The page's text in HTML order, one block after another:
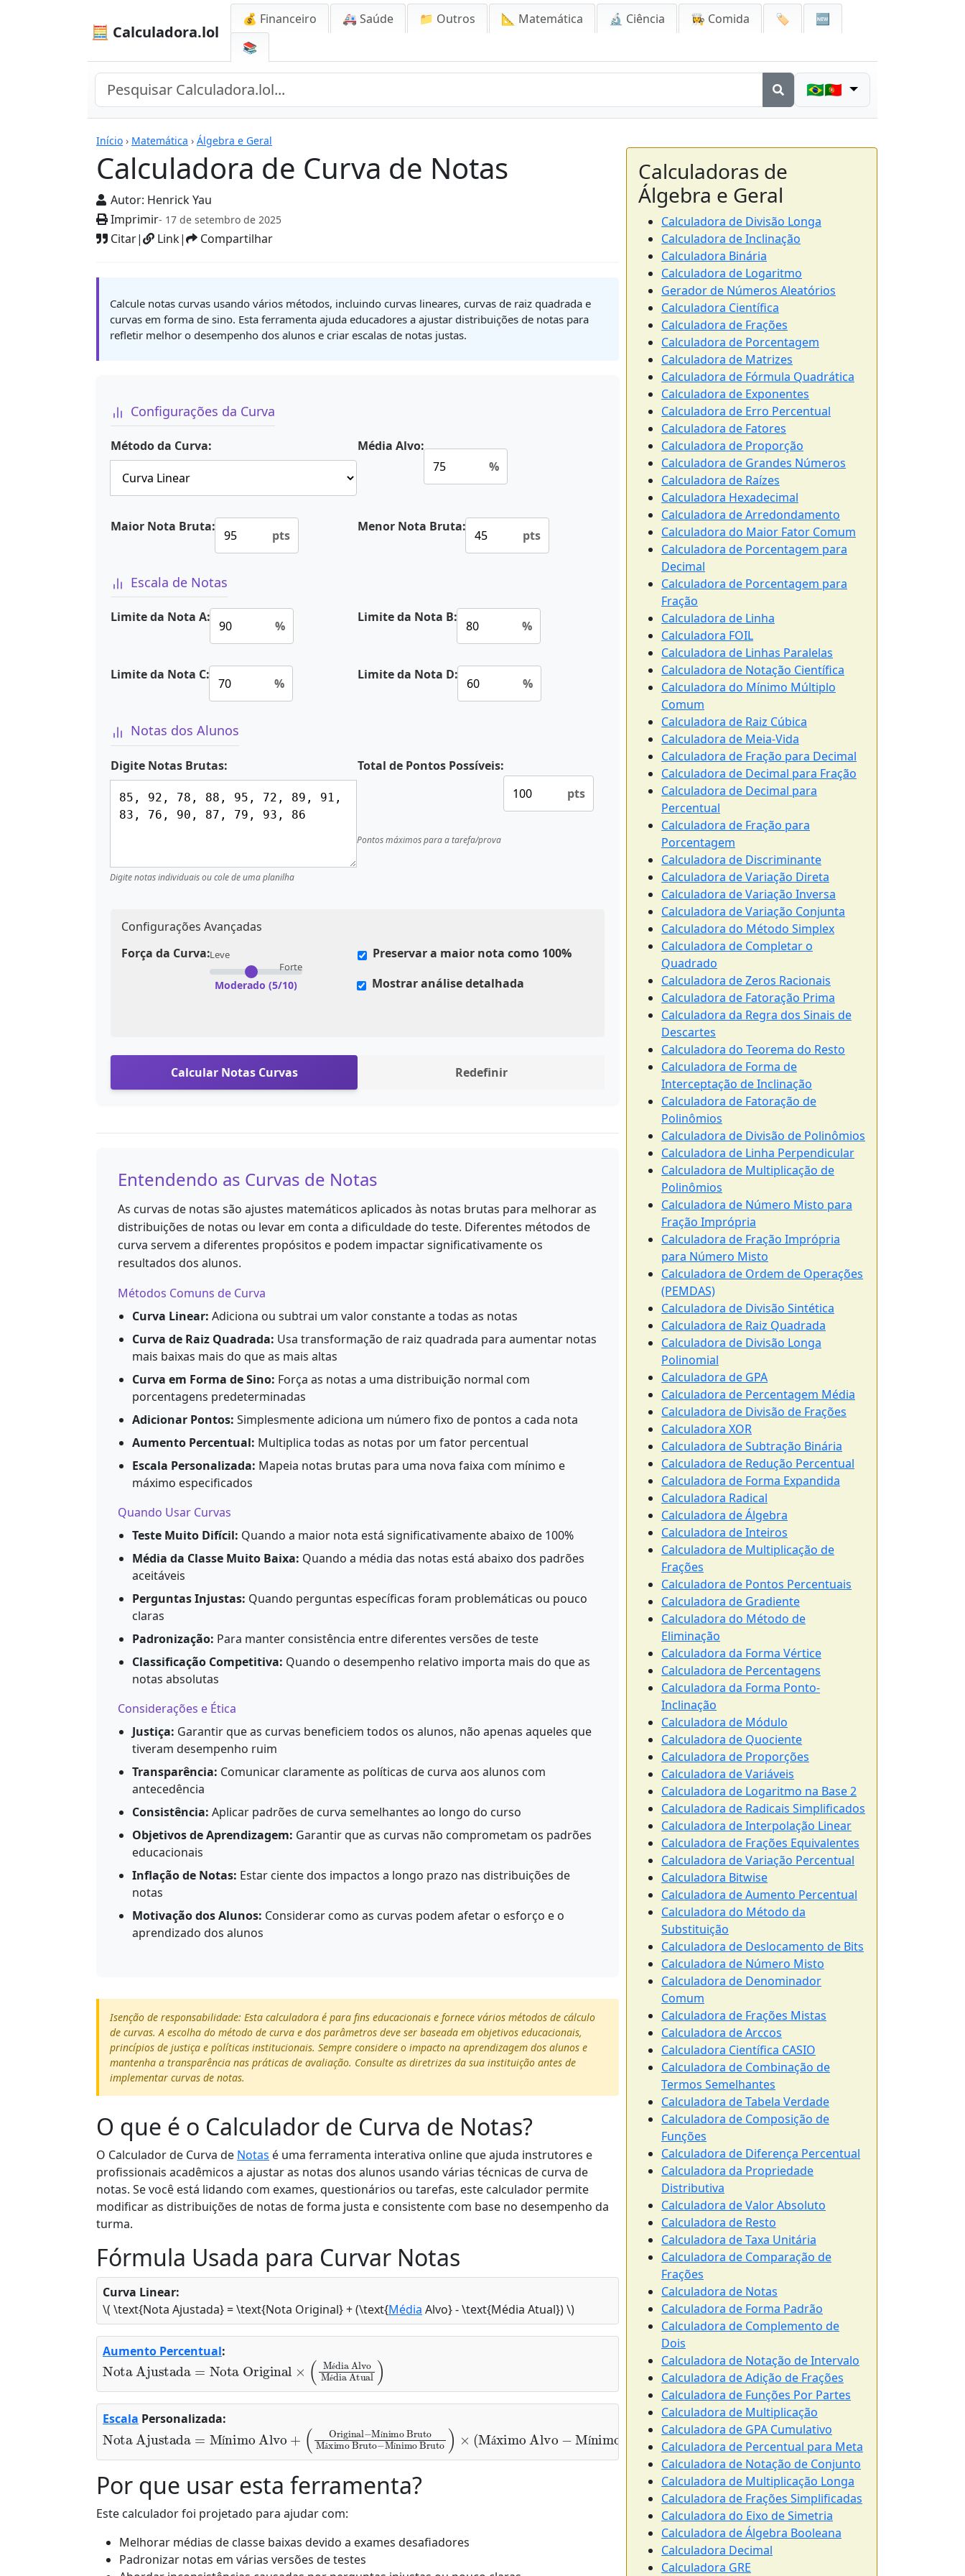
🧮 Calculadora.lol
💰 Financeiro 🚑 Saúde 📁 Outros 📐 Matemática 🔬 Ciência 👩‍🍳 Comida 🏷️
🆕
📚
🇧🇷🇵🇹
Início › Matemática › Álgebra e Geral
Calculadora de Curva de Notas
Autor: Henrick Yau
Imprimir- 17 de setembro de 2025
Citar| Link| Compartilhar
Calculadoras
Calcule notas curvas usando vários métodos, incluindo curvas lineares, curvas de raiz quadrada e
curvas em forma de sino. Esta ferramenta ajuda educadores a ajustar distribuições de notas para
refletir melhor o desempenho dos alunos e criar escalas de notas justas.
Configurações da Curva
Método da Curva:
Média Alvo:
%
Maior Nota Bruta:
pts
Menor Nota Bruta:
pts
Escala de Notas
Limite da Nota A:
%
Limite da Nota B:
%
Limite da Nota C:
%
Limite da Nota D:
%
Notas dos Alunos
Digite Notas Brutas:
Digite notas individuais ou cole de uma planilha
Total de Pontos Possíveis:
pts
Pontos máximos para a tarefa/prova
Configurações Avançadas
Força da Curva:Leve
Forte
Moderado (5/10)
Preservar a maior nota como 100%
Mostrar análise detalhada
Calcular Notas Curvas Redefinir
Entendendo as Curvas de Notas
As curvas de notas são ajustes matemáticos aplicados às notas brutas para melhorar as
distribuições de notas ou levar em conta a dificuldade do teste. Diferentes métodos de
curva servem a diferentes propósitos e podem impactar significativamente os
resultados dos alunos.
Métodos Comuns de Curva
Curva Linear: Adiciona ou subtrai um valor constante a todas as notas
Curva de Raiz Quadrada: Usa transformação de raiz quadrada para aumentar notas
mais baixas mais do que as mais altas
Curva em Forma de Sino: Força as notas a uma distribuição normal com
porcentagens predeterminadas
Adicionar Pontos: Simplesmente adiciona um número fixo de pontos a cada nota
Aumento Percentual: Multiplica todas as notas por um fator percentual
Escala Personalizada: Mapeia notas brutas para uma nova faixa com mínimo e
máximo especificados
Quando Usar Curvas
Teste Muito Difícil: Quando a maior nota está significativamente abaixo de 100%
Média da Classe Muito Baixa: Quando a média das notas está abaixo dos padrões
aceitáveis
Perguntas Injustas: Quando perguntas específicas foram problemáticas ou pouco
claras
Padronização: Para manter consistência entre diferentes versões de teste
Classificação Competitiva: Quando o desempenho relativo importa mais do que as
notas absolutas
Considerações e Ética
Justiça: Garantir que as curvas beneficiem todos os alunos, não apenas aqueles que
tiveram desempenho ruim
Transparência: Comunicar claramente as políticas de curva aos alunos com
antecedência
Consistência: Aplicar padrões de curva semelhantes ao longo do curso
Objetivos de Aprendizagem: Garantir que as curvas não comprometam os padrões
educacionais
Inflação de Notas: Estar ciente dos impactos a longo prazo nas distribuições de
notas
Motivação dos Alunos: Considerar como as curvas podem afetar o esforço e o
aprendizado dos alunos
Isenção de responsabilidade: Esta calculadora é para fins educacionais e fornece vários métodos de cálculo
de curvas. A escolha do método de curva e dos parâmetros deve ser baseada em objetivos educacionais,
princípios de justiça e políticas institucionais. Sempre considere o impacto na aprendizagem dos alunos e
mantenha a transparência nas práticas de avaliação. Consulte as diretrizes da sua instituição antes de
implementar curvas de notas.
O que é o Calculador de Curva de Notas?
O Calculador de Curva de Notas é uma ferramenta interativa online que ajuda instrutores e
profissionais acadêmicos a ajustar as notas dos alunos usando várias técnicas de curva de
notas. Se você está lidando com exames, questionários ou tarefas, este calculador permite
modificar as distribuições de notas de forma justa e consistente com base no desempenho da
turma.
Fórmula Usada para Curvar Notas
Curva Linear:
\( \text{Nota Ajustada} = \text{Nota Original} + (\text{Média Alvo} - \text{Média Atual}) \)
Aumento Percentual:
Nota Ajustada=Nota Original
Média AlvoMédia Atual)
Escala Personalizada:
í á í
Nota Ajustada=Mínimo Alvo Original−Mínimo BrutoMáximo Bruto
Mínimo Bruto)×(Máximo Alvo Mínimo Alvo)
Por que usar esta ferramenta?
Este calculador foi projetado para ajudar com:
Melhorar médias de classe baixas devido a exames desafiadores
Padronizar notas em várias versões de testes
Calculadoras de
Álgebra e Geral
Calculadora de Divisão Longa
Calculadora de Inclinação
Calculadora Binária
Calculadora de Logaritmo
Gerador de Números Aleatórios
Calculadora Científica
Calculadora de Frações
Calculadora de Porcentagem
Calculadora de Matrizes
Calculadora de Fórmula Quadrática
Calculadora de Exponentes
Calculadora de Erro Percentual
Calculadora de Fatores
Calculadora de Proporção
Calculadora de Grandes Números
Calculadora de Raízes
Calculadora Hexadecimal
Calculadora de Arredondamento
Calculadora do Maior Fator Comum
Calculadora de Porcentagem para
Decimal
Calculadora de Porcentagem para
Fração
Calculadora de Linha
Calculadora FOIL
Calculadora de Linhas Paralelas
Calculadora de Notação Científica
Calculadora do Mínimo Múltiplo
Comum
Calculadora de Raiz Cúbica
Calculadora de Meia-Vida
Calculadora de Fração para Decimal
Calculadora de Decimal para Fração
Calculadora de Decimal para
Percentual
Calculadora de Fração para
Porcentagem
Calculadora de Discriminante
Calculadora de Variação Direta
Calculadora de Variação Inversa
Calculadora de Variação Conjunta
Calculadora do Método Simplex
Calculadora de Completar o
Quadrado
Calculadora de Zeros Racionais
Calculadora de Fatoração Prima
Calculadora da Regra dos Sinais de
Descartes
Calculadora do Teorema do Resto
Calculadora de Forma de
Interceptação de Inclinação
Calculadora de Fatoração de
Polinômios
Calculadora de Divisão de Polinômios
Calculadora de Linha Perpendicular
Calculadora de Multiplicação de
Polinômios
Calculadora de Número Misto para
Fração Imprópria
Calculadora de Fração Imprópria
para Número Misto
Calculadora de Ordem de Operações
(PEMDAS)
Calculadora de Divisão Sintética
Calculadora de Raiz Quadrada
Calculadora de Divisão Longa
Polinomial
Calculadora de GPA
Calculadora de Percentagem Média
Calculadora de Divisão de Frações
Calculadora XOR
Calculadora de Subtração Binária
Calculadora de Redução Percentual
Calculadora de Forma Expandida
Calculadora Radical
Calculadora de Álgebra
Calculadora de Inteiros
Calculadora de Multiplicação de
Frações
Calculadora de Pontos Percentuais
Calculadora de Gradiente
Calculadora do Método de
Eliminação
Calculadora da Forma Vértice
Calculadora de Percentagens
Calculadora da Forma Ponto-
Inclinação
Calculadora de Módulo
Calculadora de Quociente
Calculadora de Proporções
Calculadora de Variáveis
Calculadora de Logaritmo na Base 2
Calculadora de Radicais Simplificados
Calculadora de Interpolação Linear
Calculadora de Frações Equivalentes
Calculadora de Variação Percentual
Calculadora Bitwise
Calculadora de Aumento Percentual
Calculadora do Método da
Substituição
Calculadora de Deslocamento de Bits
Calculadora de Número Misto
Calculadora de Denominador
Comum
Calculadora de Frações Mistas
Calculadora de Arccos
Calculadora Científica CASIO
Calculadora de Combinação de
Termos Semelhantes
Calculadora de Tabela Verdade
Calculadora de Composição de
Funções
Calculadora de Diferença Percentual
Calculadora da Propriedade
Distributiva
Calculadora de Valor Absoluto
Calculadora de Resto
Calculadora de Taxa Unitária
Calculadora de Comparação de
Frações
Calculadora de Notas
Calculadora de Forma Padrão
Calculadora de Complemento de
Dois
Calculadora de Notação de Intervalo
Calculadora de Adição de Frações
Calculadora de Funções Por Partes
Calculadora de Multiplicação
Calculadora de GPA Cumulativo
Calculadora de Percentual para Meta
Calculadora de Notação de Conjunto
Calculadora de Multiplicação Longa
Calculadora de Frações Simplificadas
Calculadora do Eixo de Simetria
Calculadora de Álgebra Booleana
Calculadora Decimal
Calculadora GRE